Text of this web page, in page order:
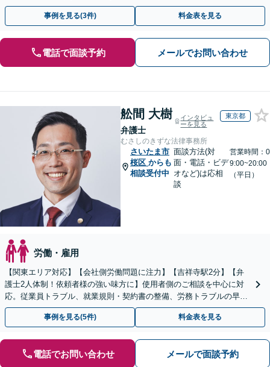
談可】
事例を見る(3件) 料金表を見る
電話で面談予約 メールでお問い合わせ
舩間 大樹
弁護士
インタビュ
ーを見る
東京都
むさしのきずな法律事務所
さいたま市
桜区 からも
相談受付中
面談方法(対
面・電話・ビデ
オなど)は応相
談
営業時間：0
9:00~20:00
（平日）
労働・雇用
【関東エリア対応】【会社側労働問題に注力】【吉祥寺駅2分】【弁
護士2人体制！依頼者様の強い味方に】使用者側のご相談を中心に対
応。従業員トラブル、就業規則・契約書の整備、労務トラブルの早期
解決・防止に努めます。
事例を見る(5件) 料金表を見る
電話でお問い合わせ メールで面談予約